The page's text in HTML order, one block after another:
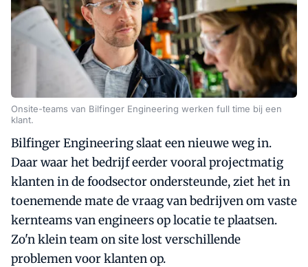
Onsite-teams van Bilfinger Engineering werken full time bij een
klant.
Bilfinger Engineering slaat een nieuwe weg in.
Daar waar het bedrijf eerder vooral projectmatig
klanten in de foodsector ondersteunde, ziet het in
toenemende mate de vraag van bedrijven om vaste
kernteams van engineers op locatie te plaatsen.
Zo'n klein team on site lost verschillende
problemen voor klanten op.